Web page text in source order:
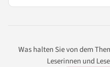
Was halten Sie von dem
Leserinnen und